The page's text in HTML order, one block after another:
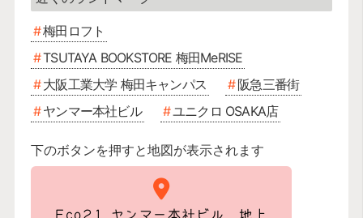
梅田ロフト
TSUTAYA BOOKSTORE 梅田MeRISE
大阪工業大学 梅田キャンパス
阪急三番街
ヤンマー本社ビル
ユニクロ OSAKA店
下のボタンを押すと地図が表示されます
Eco21 ヤンマー本社ビル 地上